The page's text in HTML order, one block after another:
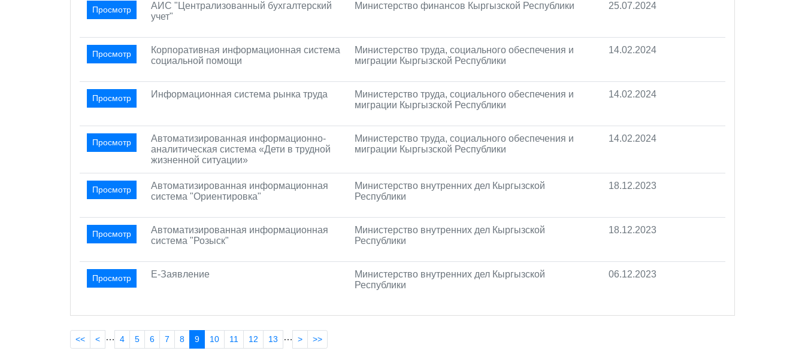
Просмотр
АИС "Централизованный бухгалтерский
учет"
Министерство финансов Кыргызской Республики 25.07.2024
Просмотр
Корпоративная информационная система
социальной помощи
Министерство труда, социального обеспечения и
миграции Кыргызской Республики
14.02.2024
Просмотр Информационная система рынка труда
Министерство труда, социального обеспечения и
миграции Кыргызской Республики
14.02.2024
Просмотр
Автоматизированная информационно-
аналитическая система «Дети в трудной
жизненной ситуации»
Министерство труда, социального обеспечения и
миграции Кыргызской Республики
14.02.2024
Просмотр
Автоматизированная информационная
система "Ориентировка"
Министерство внутренних дел Кыргызской
Республики
18.12.2023
Просмотр
Автоматизированная информационная
система "Розыск"
Министерство внутренних дел Кыргызской
Республики
18.12.2023
Просмотр Е-Заявление
Министерство внутренних дел Кыргызской
Республики
06.12.2023
<< < … 4 5 6 7 8 9 10 11 12 13 … > >>